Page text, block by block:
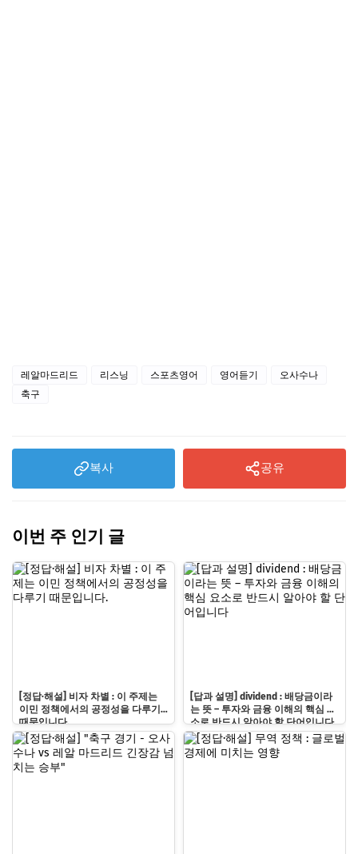
레알마드리드 리스닝 스포츠영어 영어듣기
오사수나
축구
복사 공유
이번 주 인기 글
[정답·해설] 비자 차별 : 이 주제는
이민 정책에서의 공정성을 다루기
때문입니다.
[답과 설명] dividend : 배당금이라
는 뜻 – 투자와 금융 이해의 핵심 요
소로 반드시 알아야 할 단어입니다